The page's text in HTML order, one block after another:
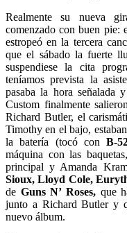
Realmente su nueva
comenzado con buen pie:
estropeó en la tercera
que el sábado la fuerte
suspendiese la cita
teníamos prevista la
pasaba la hora señalada
Custom finalmente
Richard Butler, el
Timothy en el bajo,
la batería (tocó con B-
máquina con las
principal y Amanda
Sioux, Lloyd Cole,
de Guns N’ Roses,que
junto a Richard Butler y
nuevo álbum.